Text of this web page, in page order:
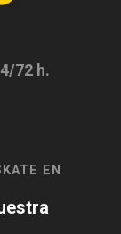
72 h.
EN